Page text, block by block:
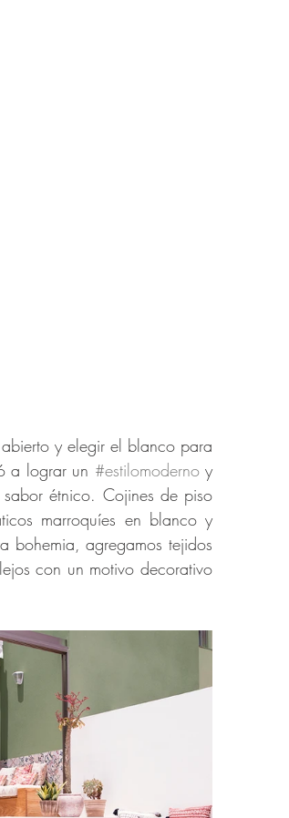
y elegir el blanco para
a lograr un #estilomoderno y
étnico. Cojines de piso
marroquíes en blanco y
bohemia, agregamos tejidos
con un motivo decorativo